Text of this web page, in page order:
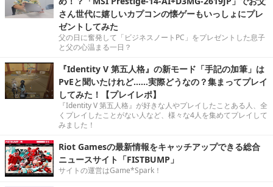
さん世代に嬉しいカプコンの懐ゲーもいっしょにプレ
ゼントしてみた
父の日に奮発して「ビジネスノートPC」をプレゼントした息子
と父の心温まる一日？
『Identity V 第五人格』の新モード「手記の加筆」は
PvEと聞いたけれど……実際どうなの？集まってプレイ
してみた！【プレイレポ】
『Identity V 第五人格』が好きな人やプレイしたことある人、全
くプレイしたことがない人など、様々な4人を集めてプレイして
みました！
Riot Gamesの最新情報をキャッチアップできる総合
ニュースサイト「FISTBUMP」
サイトの運営はGame*Spark！